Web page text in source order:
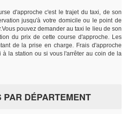
d'approche c'est le trajet du taxi, de son
jusqu'à votre domicile ou le point de
pouvez demander au taxi le lieu de son
du prix de cette course d'approche. Les
de la prise en charge. Frais d'approche
à la station ou si vous l'arrêter au coin de la
PAR DÉPARTEMENT